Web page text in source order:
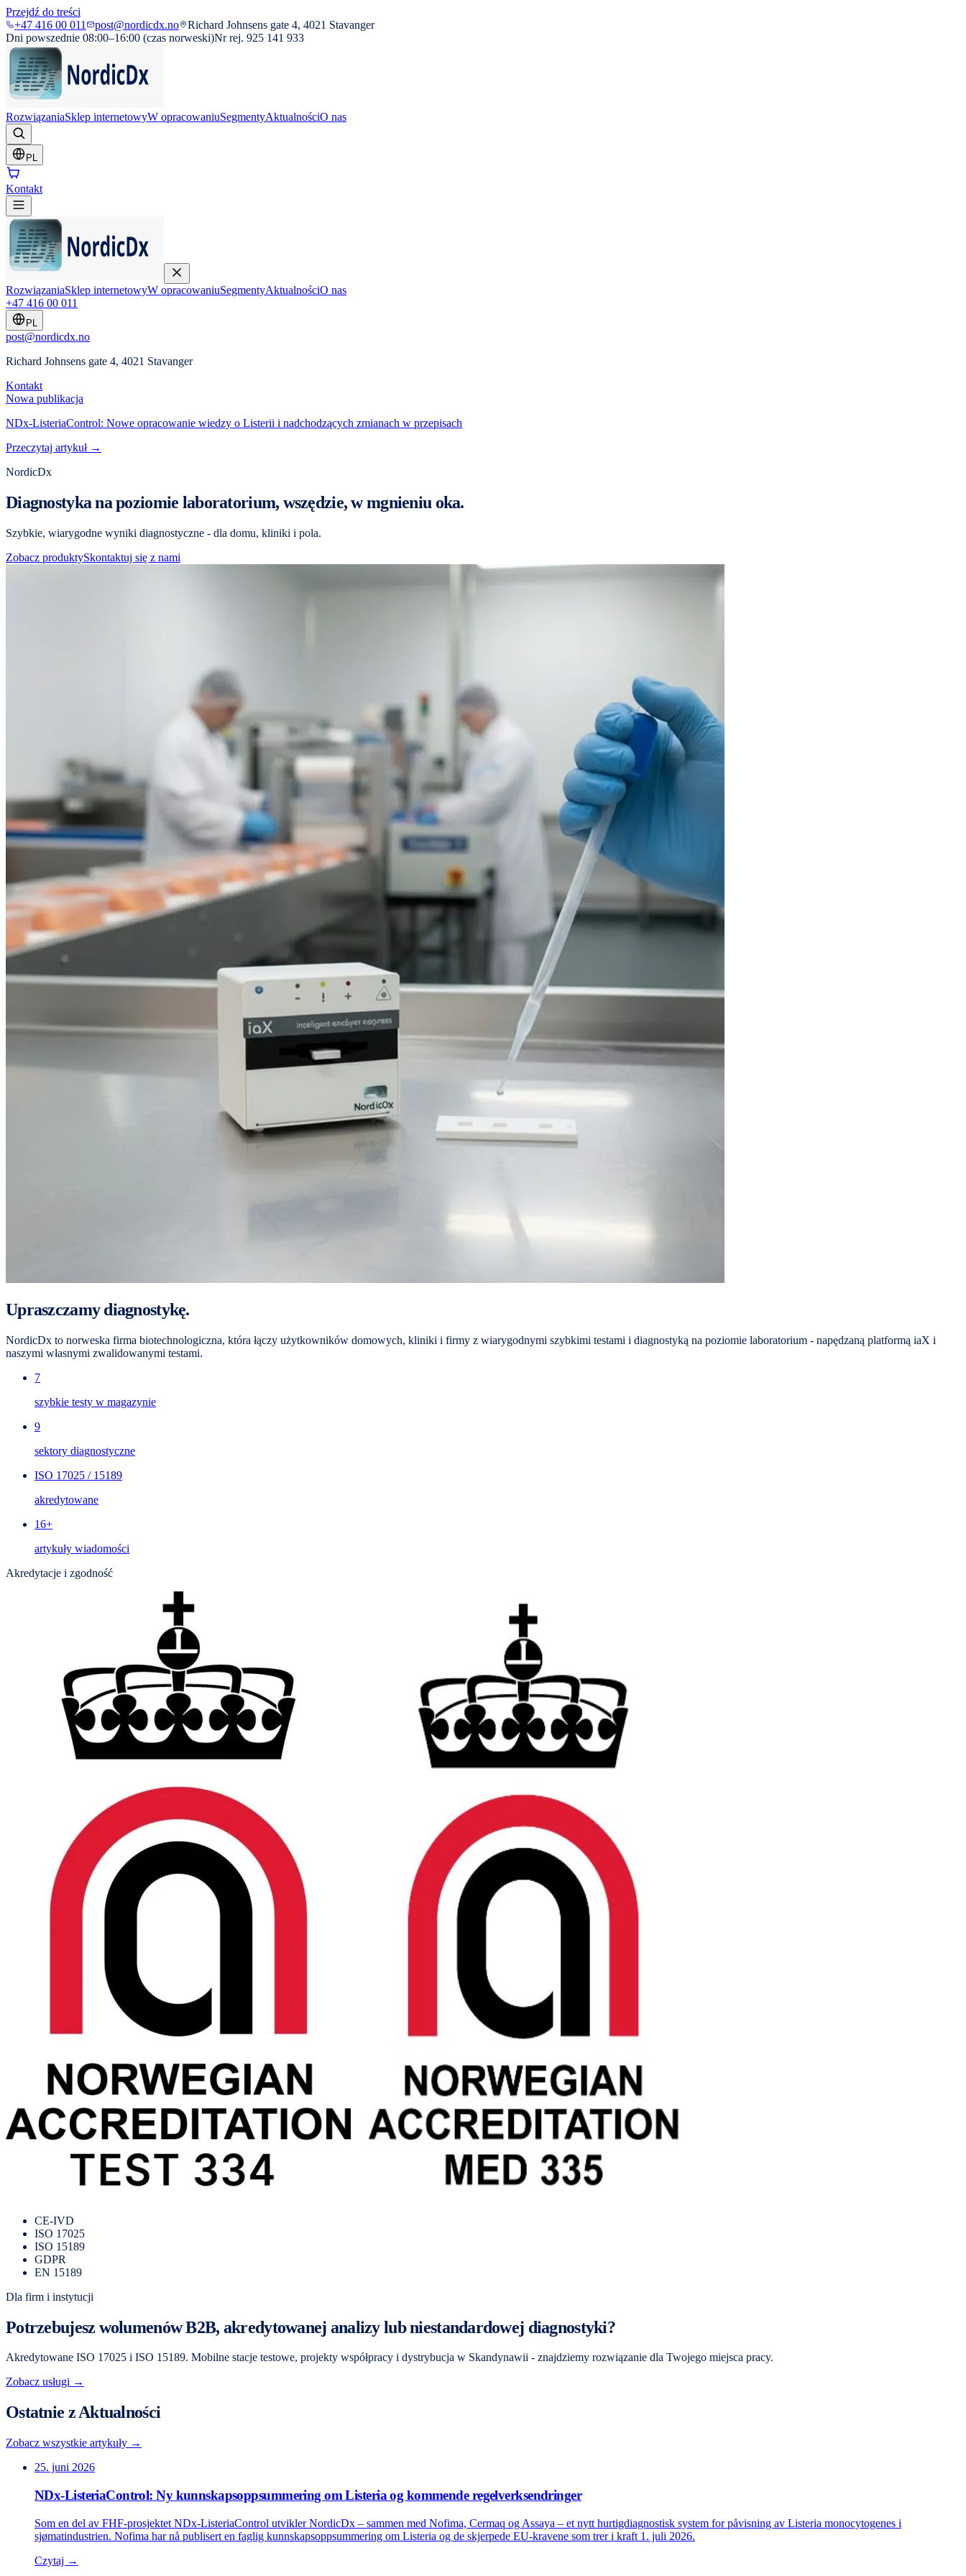
Przejdź do treści
+47 416 00 011
post@nordicdx.no
Richard Johnsens gate 4, 4021 Stavanger
Dni powszednie 08:00–16:00 (czas norweski)Nr rej. 925 141 933
RozwiązaniaSklep internetowyW opracowaniuSegmentyAktualnościO nas
PL
Kontakt
RozwiązaniaSklep internetowyW opracowaniuSegmentyAktualnościO nas
+47 416 00 011
PL
post@nordicdx.no
Richard Johnsens gate 4, 4021 Stavanger
Kontakt
Nowa publikacja
NDx-ListeriaControl: Nowe opracowanie wiedzy o Listerii i nadchodzących zmianach w przepisach
Przeczytaj artykuł →
NordicDx
Diagnostyka na poziomie laboratorium, wszędzie, w mgnieniu oka.
Szybkie, wiarygodne wyniki diagnostyczne - dla domu, kliniki i pola.
Zobacz produktySkontaktuj się z nami
Upraszczamy diagnostykę.
NordicDx to norweska firma biotechnologiczna, która łączy użytkowników domowych, kliniki i firmy z wiarygodnymi szybkimi testami i diagnostyką na poziomie laboratorium - napędzaną platformą iaX i
naszymi własnymi zwalidowanymi testami.
7
szybkie testy w magazynie
9
sektory diagnostyczne
ISO 17025 / 15189
akredytowane
16+
artykuły wiadomości
Akredytacje i zgodność
CE-IVD
ISO 17025
ISO 15189
GDPR
EN 15189
Dla firm i instytucji
Potrzebujesz wolumenów B2B, akredytowanej analizy lub niestandardowej diagnostyki?
Akredytowane ISO 17025 i ISO 15189. Mobilne stacje testowe, projekty współpracy i dystrybucja w Skandynawii - znajdziemy rozwiązanie dla Twojego miejsca pracy.
Zobacz usługi →
Ostatnie z Aktualności
Zobacz wszystkie artykuły →
25. juni 2026
NDx-ListeriaControl: Ny kunnskapsoppsummering om Listeria og kommende regelverksendringer
Som en del av FHF-prosjektet NDx-ListeriaControl utvikler NordicDx – sammen med Nofima, Cermaq og Assaya – et nytt hurtigdiagnostisk system for påvisning av Listeria monocytogenes i
sjømatindustrien. Nofima har nå publisert en faglig kunnskapsoppsummering om Listeria og de skjerpede EU-kravene som trer i kraft 1. juli 2026.
Czytaj →